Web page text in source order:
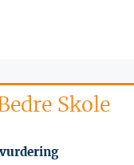
Skole